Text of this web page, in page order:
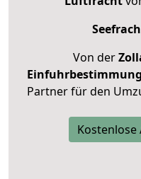
Von der
Einfuhrbestimmung
Partner für den